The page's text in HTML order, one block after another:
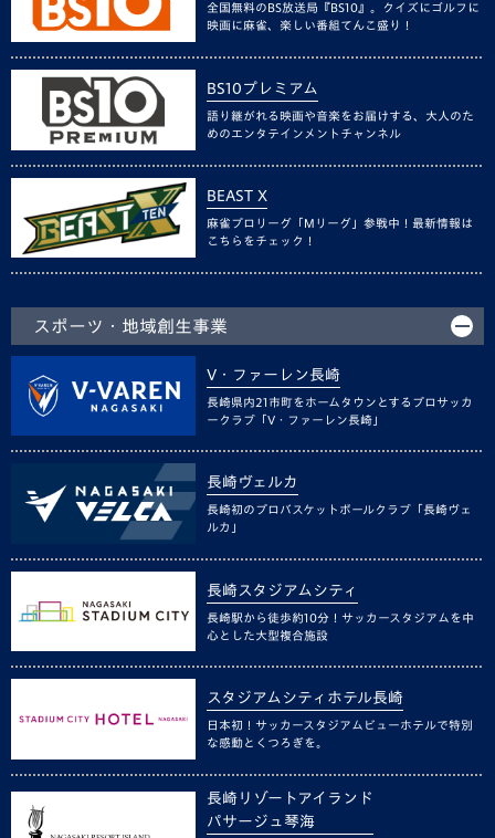
全国無料のBS放送局『BS10』。クイズにゴルフに
映画に麻雀、楽しい番組てんこ盛り！
BS10プレミアム
語り継がれる映画や音楽をお届けする、大人のた
めのエンタテインメントチャンネル
BEAST X
麻雀プロリーグ「Mリーグ」参戦中！最新情報は
こちらをチェック！
スポーツ・地域創生事業
V・ファーレン長崎
長崎県内21市町をホームタウンとするプロサッカ
ークラブ「V・ファーレン長崎」
長崎ヴェルカ
長崎初のプロバスケットボールクラブ「長崎ヴェ
ルカ」
長崎スタジアムシティ
長崎駅から徒歩約10分！サッカースタジアムを中
心とした大型複合施設
スタジアムシティホテル長崎
日本初！サッカースタジアムビューホテルで特別
な感動とくつろぎを。
長崎リゾートアイランド
パサージュ琴海